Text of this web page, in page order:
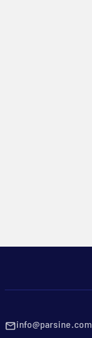
info@parsine.com